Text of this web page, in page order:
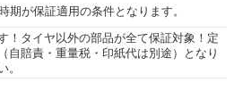
が保証適用の条件となります。
！タイヤ以外の部品が全て保証対象！定
自賠責・重量税・印紙代は別途）となり
。